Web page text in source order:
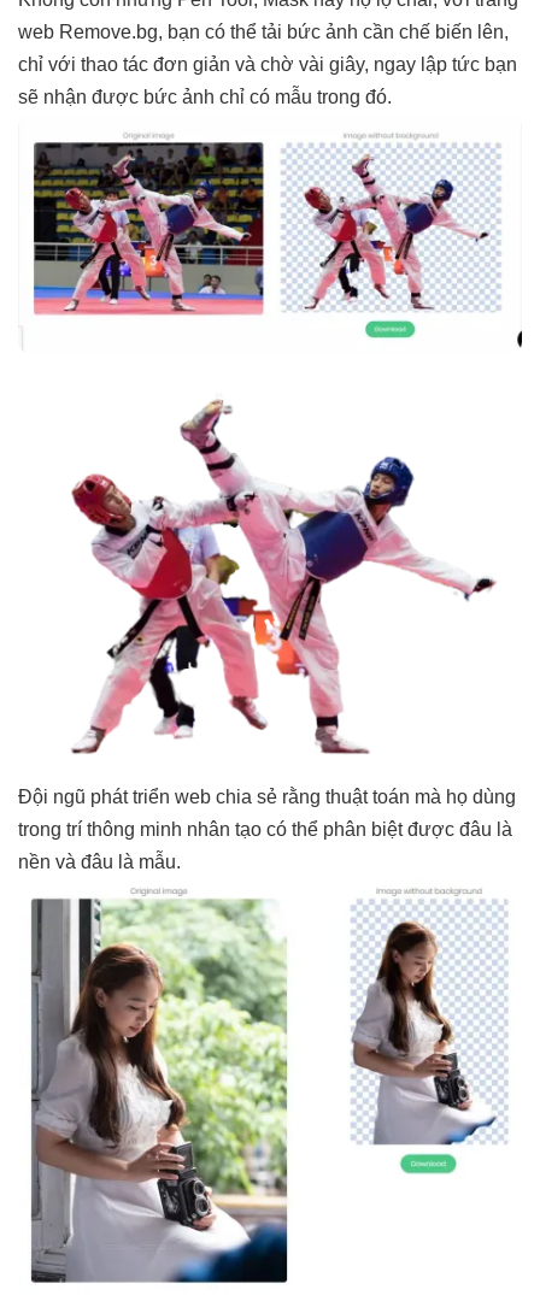
web Remove.bg, bạn có thể tải bức ảnh cần chế biến lên,
chỉ với thao tác đơn giản và chờ vài giây, ngay lập tức bạn
sẽ nhận được bức ảnh chỉ có mẫu trong đó.
Đội ngũ phát triển web chia sẻ rằng thuật toán mà họ dùng
trong trí thông minh nhân tạo có thể phân biệt được đâu là
nền và đâu là mẫu.